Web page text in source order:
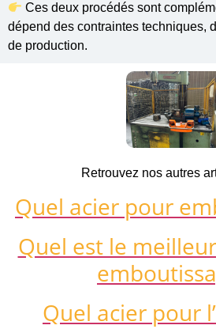
Ces deux procédés sont
dépend des contraintes techniques,
de production.
Retrouvez nos autres
Quel acier pour
Quel est le
Quel acier pour